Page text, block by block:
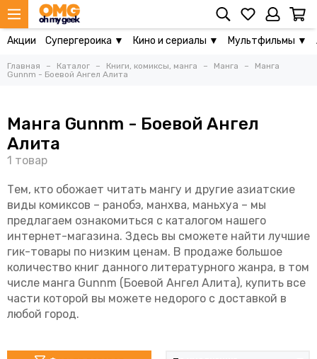
Акции Супергероика ▼ Кино и сериалы ▼ Мультфильмы ▼
Главная Каталог Книги, комиксы, манга Манга
Манга
Gunnm - Боевой Ангел Алита
Манга Gunnm - Боевой Ангел
Алита
Тем, кто обожает читать мангу и другие азиатские
виды комиксов – ранобэ, манхва, маньхуа – мы
предлагаем ознакомиться с каталогом нашего
интернет-магазина. Здесь вы сможете найти лучшие
гик-товары по низким ценам. В продаже большое
количество книг данного литературного жанра, в том
числе манга Gunnm (Боевой Ангел Алита), купить все
части которой вы можете недорого с доставкой в
любой город.